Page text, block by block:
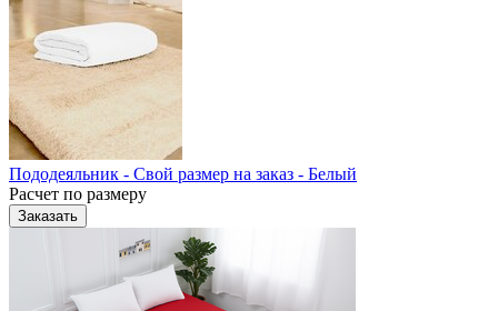
Пододеяльник - Свой размер на заказ - Белый
Расчет по размеру
Заказать